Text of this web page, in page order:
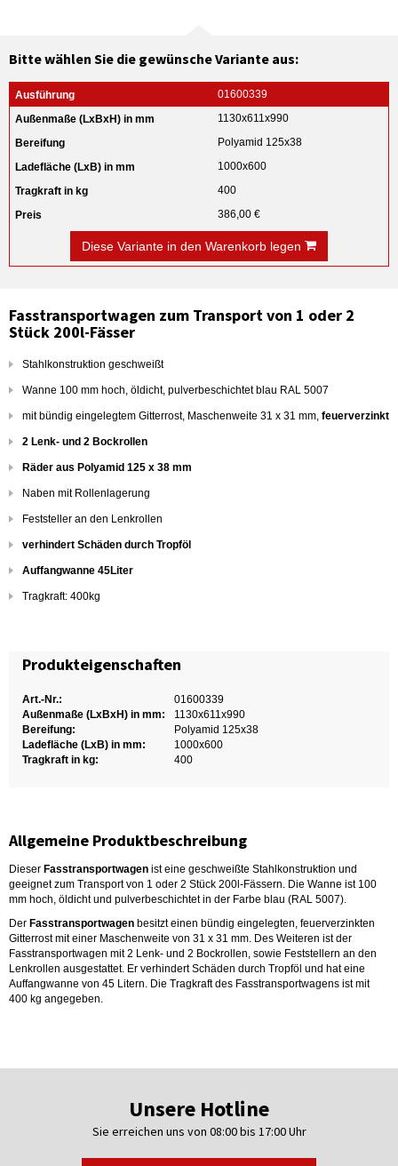
Bitte wählen Sie die gewünsche Variante aus:
01600339
1130x611x990
Polyamid 125x38
1000x600
400
386,00 €
Diese Variante in den Warenkorb legen
Fasstransportwagen zum Transport von 1 oder 2
Stück 200l-Fässer
Stahlkonstruktion geschweißt
Wanne 100 mm hoch, öldicht, pulverbeschichtet blau RAL 5007
mit bündig eingelegtem Gitterrost, Maschenweite 31 x 31 mm, feuerverzinkt
2 Lenk- und 2 Bockrollen
Räder aus Polyamid 125 x 38 mm
Naben mit Rollenlagerung
Feststeller an den Lenkrollen
verhindert Schäden durch Tropföl
Auffangwanne 45Liter
Tragkraft: 400kg
Produkteigenschaften
Art.-Nr.:
01600339
Außenmaße (LxBxH) in mm:
1130x611x990
Bereifung:
Polyamid 125x38
Ladefläche (LxB) in mm:
1000x600
Tragkraft in kg:
400
Allgemeine Produktbeschreibung
Dieser Fasstransportwagen ist eine geschweißte Stahlkonstruktion und
geeignet zum Transport von 1 oder 2 Stück 200l-Fässern. Die Wanne ist 100
mm hoch, öldicht und pulverbeschichtet in der Farbe blau (RAL 5007).
Der Fasstransportwagen besitzt einen bündig eingelegten, feuerverzinkten
Gitterrost mit einer Maschenweite von 31 x 31 mm. Des Weiteren ist der
Fasstransportwagen mit 2 Lenk- und 2 Bockrollen, sowie Feststellern an den
Lenkrollen ausgestattet. Er verhindert Schäden durch Tropföl und hat eine
Auffangwanne von 45 Litern. Die Tragkraft des Fasstransportwagens ist mit
400 kg angegeben.
Unsere Hotline
Sie erreichen uns von 08:00 bis 17:00 Uhr